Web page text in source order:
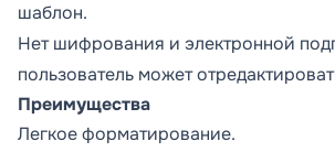
шаблон.
Нет шифрования и электронной
пользователь может
Преимущества
Легкое форматирование.